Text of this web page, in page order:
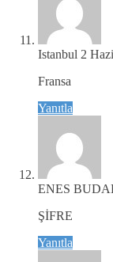
Istanbul 2
Fransa
Yanıtla
ENES
ŞİFRE
Yanıtla